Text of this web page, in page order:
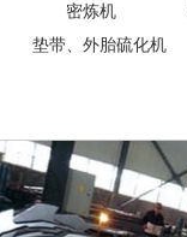
密炼机
垫带、外胎硫化机